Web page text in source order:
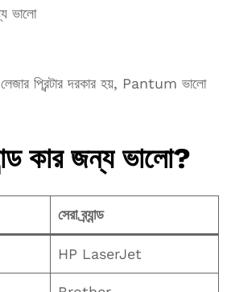
ভালো
প্রিন্টার দরকার হয়, Pantum ভালো
কার জন্য ভালো?
সেরা ব্র্যান্ড
HP LaserJet